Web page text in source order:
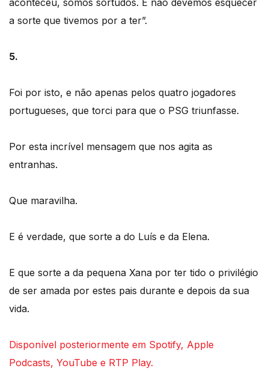
a sorte que tivemos por a ter”.
5.
Foi por isto, e não apenas pelos quatro jogadores
portugueses, que torci para que o PSG triunfasse.
Por esta incrível mensagem que nos agita as
entranhas.
Que maravilha.
E é verdade, que sorte a do Luís e da Elena.
E que sorte a da pequena Xana por ter tido o privilégio
de ser amada por estes pais durante e depois da sua
vida.
Disponível posteriormente em Spotify, Apple
Podcasts, YouTube e RTP Play.